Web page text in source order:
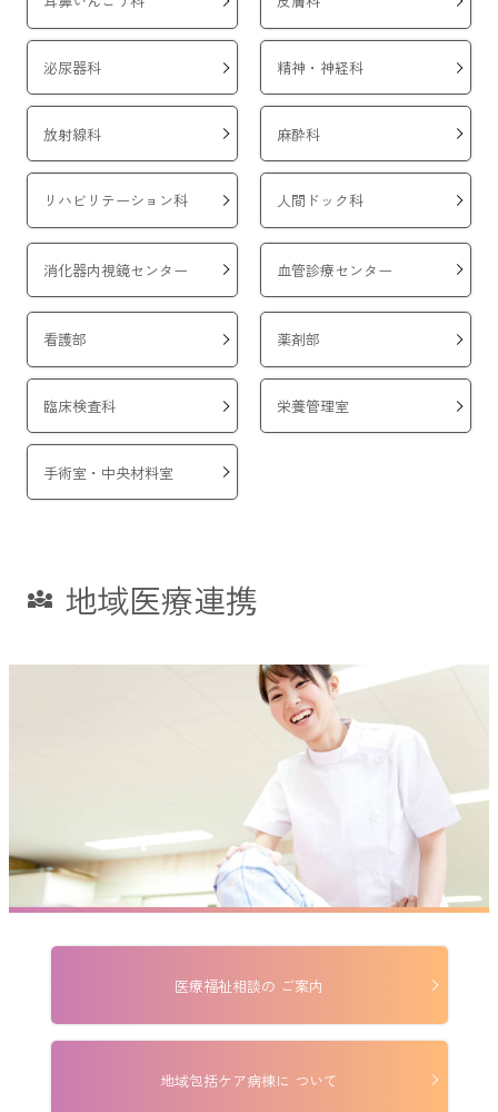
2026年02月09日
2025年度 ＪＲ仙台病院患者満足度調査アンケート実施報告につ
いて
者満足度調査について、報告させていただきます。
2025年度 ＪＲ仙台病院患者満足度調査アンケート実施報告
2026年01月13日
お知らせ
緩和ケア内科を開設しました
緩和ケア内科開設のお知らせ
緩和ケア病床外来面談にあたってのご質問
2026年01月05日
スイスイ検診についてのお知らせ
2026年１月５日より、「腎機能・痛風コース」に"eGFR“を追加
いたしました。
料金660円（税込）に変更はありません。
2026年01月01日
お知らせ
2025年度インフルエンザワクチン予防接種のご案内
2025年度点鼻生ワクチン（フルミスト）のご案内
放射線科では開業医の先生からの画像診断のご依頼を積極的に
お受けしておりますので、ぜひご依頼ください。
※Excelはダウンロードに時間がかかります
画像・検査申込書兼診療情報提供書（Excel）
画像・検査申込書兼診療情報提供書（PDF）
MRI検査問診票（Excel）
MRI検査問診票（PDF）
2025年07月11日
お知らせ
株式会社マイナビフットボールクラブ × JR仙台病院との連携協
【連携協定を締結いたしました！！】
2025年07月10日
お知らせ
ＪＲ仙台病院のロゴについて
泌尿器科 精神・神経科
放射線科 麻酔科
リハビリテーション科 人間ドック科
消化器内視鏡センター 血管診療センター
看護部 薬剤部
臨床検査科 栄養管理室
手術室・中央材料室
diversity_3 地域医療連携
医療福祉相談の ご案内
地域包括ケア病棟に ついて